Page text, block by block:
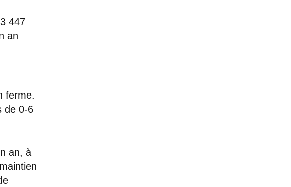
447
an
ferme.
de 0-6
an, à